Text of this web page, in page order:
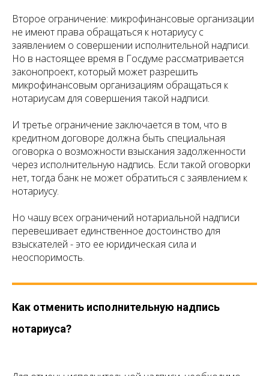
Второе ограничение: микрофинансовые организации
не имеют права обращаться к нотариусу с
заявлением о совершении исполнительной надписи.
Но в настоящее время в Госдуме рассматривается
законопроект, который может разрешить
микрофинансовым организациям обращаться к
нотариусам для совершения такой надписи.
И третье ограничение заключается в том, что в
кредитном договоре должна быть специальная
оговорка о возможности взыскания задолженности
через исполнительную надпись. Если такой оговорки
нет, тогда банк не может обратиться с заявлением к
нотариусу.
Но чашу всех ограничений нотариальной надписи
перевешивает единственное достоинство для
взыскателей - это ее юридическая сила и
неоспоримость.
Как отменить исполнительную надпись
нотариуса?